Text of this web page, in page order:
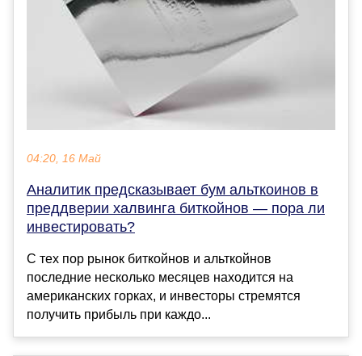
04:20, 16 Май
Аналитик предсказывает бум альткоинов в
преддверии халвинга биткойнов — пора ли
инвестировать?
С тех пор рынок биткойнов и альткойнов
последние несколько месяцев находится на
американских горках, и инвесторы стремятся
получить прибыль при каждо...